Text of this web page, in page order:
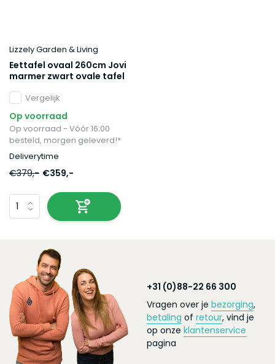
Lizzely Garden & Living
Eettafel ovaal 260cm Jovi
marmer zwart ovale tafel
Vergelijk
Op voorraad
Op voorraad - Vóór 16:00
besteld, morgen geleverd!*
Deliverytime
€379,- €359,-
+31 (0)88-22 66 300
Vragen over je bezorging,
betaling of retour, vind je
op onze klantenservice
pagina